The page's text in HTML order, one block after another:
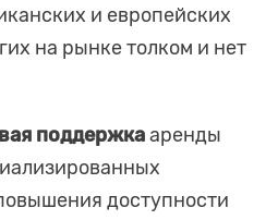
и европейских
на рынке толком и нет
поддержкааренды
доступности